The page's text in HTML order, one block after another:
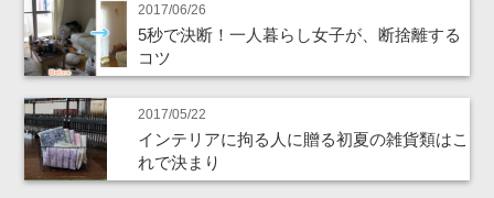
2017/06/26
5秒で決断！一人暮らし女子が、断捨離する
コツ
2017/05/22
インテリアに拘る人に贈る初夏の雑貨類はこ
れで決まり